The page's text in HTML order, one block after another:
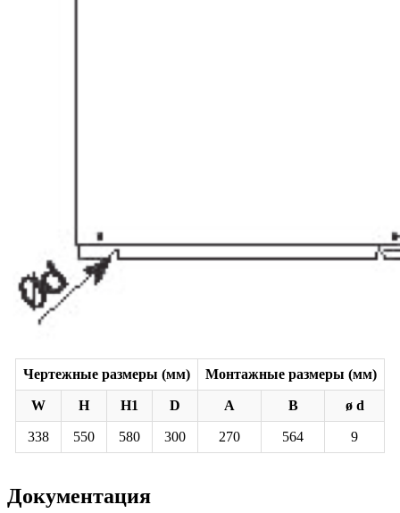
Чертежные размеры (мм) Монтажные размеры (мм)
W H H1 D A B ø d
338 550 580 300 270 564 9
Документация